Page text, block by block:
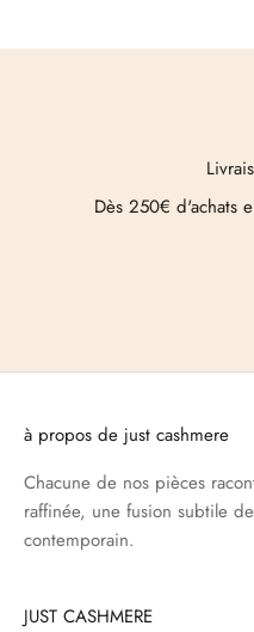
Dès 250€ d'achats
à propos de just cashmere
Chacune de nos pièces
raffinée, une fusion subtile
contemporain.
JUST CASHMERE